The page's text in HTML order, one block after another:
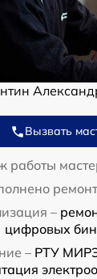
Вызвать
работы
–
цифровых
– РТУ